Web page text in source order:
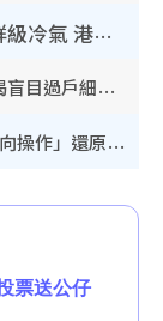
內地客歎港人唔識老！揭港鐵保鮮級冷氣 港人求放過：咪投訴
牙線棒亂用隨時越清越污糟！牙醫驚揭盲目過戶細菌恐致蛀牙：呢種先係日常真保養
WhatsApp預設貼圖點刪？揭1招「反向操作」還原簡潔介面 附3步實測教學